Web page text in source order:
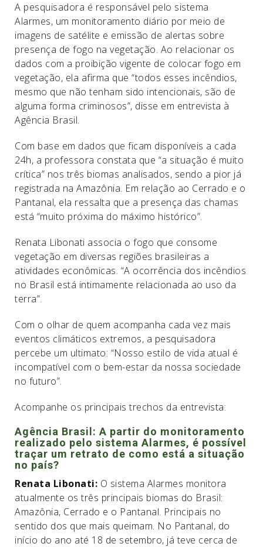
A pesquisadora é responsável pelo sistema
Alarmes, um monitoramento diário por meio de
imagens de satélite e emissão de alertas sobre
presença de fogo na vegetação. Ao relacionar os
dados com a proibição vigente de colocar fogo em
vegetação, ela afirma que “todos esses incêndios,
mesmo que não tenham sido intencionais, são de
alguma forma criminosos”, disse em entrevista à
Agência Brasil.
Com base em dados que ficam disponíveis a cada
24h, a professora constata que “a situação é muito
crítica” nos três biomas analisados, sendo a pior já
registrada na Amazônia. Em relação ao Cerrado e o
Pantanal, ela ressalta que a presença das chamas
está “muito próxima do máximo histórico”.
Renata Libonati associa o fogo que consome
vegetação em diversas regiões brasileiras a
atividades econômicas. “A ocorrência dos incêndios
no Brasil está intimamente relacionada ao uso da
terra”.
Com o olhar de quem acompanha cada vez mais
eventos climáticos extremos, a pesquisadora
percebe um ultimato: “Nosso estilo de vida atual é
incompatível com o bem-estar da nossa sociedade
no futuro”.
Acompanhe os principais trechos da entrevista:
Agência Brasil: A partir do monitoramento
realizado pelo sistema Alarmes, é possível
traçar um retrato de como está a situação
no país?
Renata Libonati: O sistema Alarmes monitora
atualmente os três principais biomas do Brasil:
Amazônia, Cerrado e o Pantanal. Principais no
sentido dos que mais queimam. No Pantanal, do
início do ano até 18 de setembro, já teve cerca de